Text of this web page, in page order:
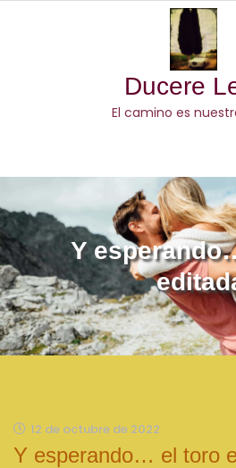
Ducere
El camino es
Y
12 de octubre de 2022
Y esperando… el toro